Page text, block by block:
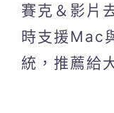
賽克＆影片
時支援Mac
統，推薦給